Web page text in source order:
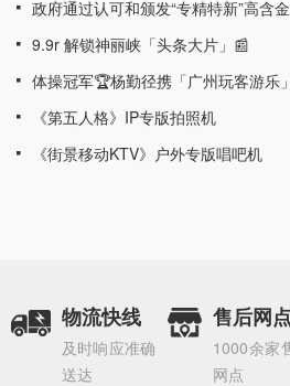
넷
넷 9.9r 解锁神丽峡「头条大片」📰
넷 体操冠军🏆杨勤径携「广州玩客游乐」
넷 《第五人格》IP专版拍照机
넷 《街景移动KTV》户外专版唱吧机
物流快线
及时响应准确
送达
售后网点
1000余家
网点